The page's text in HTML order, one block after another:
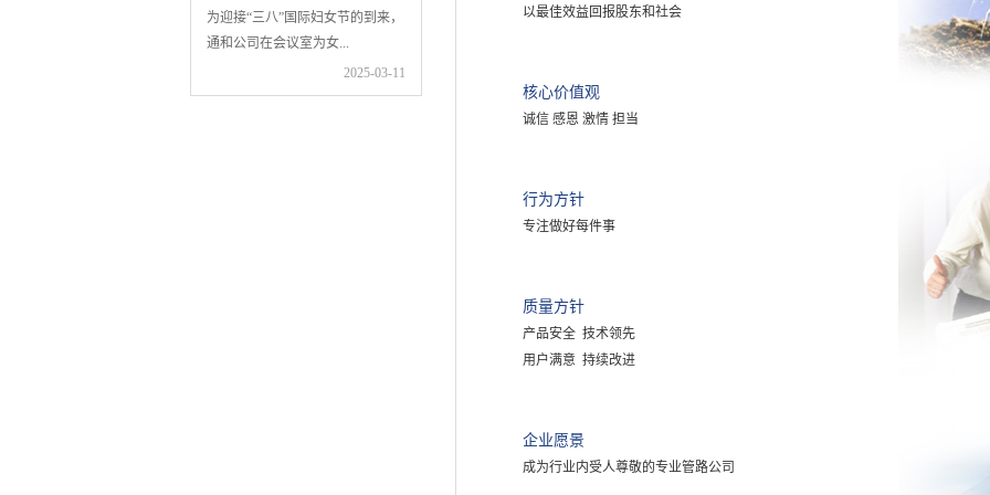
为迎接“三八”国际妇女节的到来，
通和公司在会议室为女...
2025-03-11
以最佳效益回报股东和社会
核心价值观
诚信 感恩 激情 担当
行为方针
专注做好每件事
质量方针
产品安全 技术领先
用户满意 持续改进
企业愿景
成为行业内受人尊敬的专业管路公司